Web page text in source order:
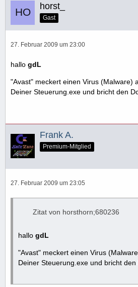
horst_
Gast
27. Februar 2009 um 23:00
hallo gdL
"Avast" meckert einen Virus (Malware)
Deiner Steuerung.exe und bricht den
Frank A.
Premium-Mitglied
27. Februar 2009 um 23:05
Zitat von horsthorn;680236
hallo gdL
"Avast" meckert einen Virus
Deiner Steuerung.exe und bricht